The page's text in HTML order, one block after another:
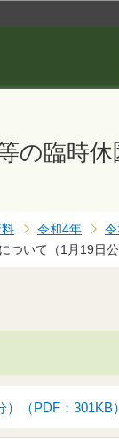
の臨時
令和4年
令
ついて（1月19日公
（PDF：301KB）